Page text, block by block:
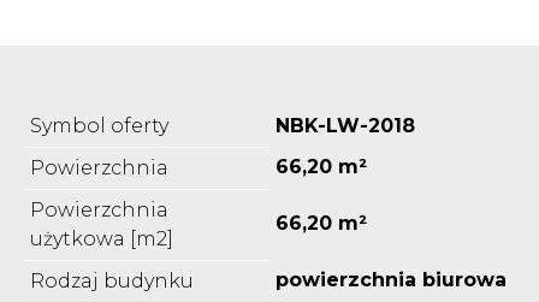
Symbol oferty
NBK-LW-2018
Powierzchnia
66,20 m²
Powierzchnia
użytkowa [m2]
66,20 m²
Rodzaj budynku
powierzchnia biurowa